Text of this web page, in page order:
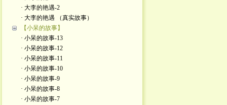
· 大李的艳遇-2
· 大李的艳遇 （真实故事）
【小呆的故事】
· 小呆的故事-13
· 小呆的故事-12
· 小呆的故事-11
· 小呆的故事-10
· 小呆的故事-9
· 小呆的故事-8
· 小呆的故事-7